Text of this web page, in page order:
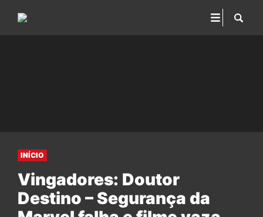
INÍCIO
Vingadores: Doutor
Destino – Segurança da